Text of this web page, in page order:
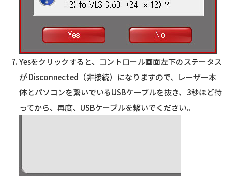
Yesをクリックすると、コントロール画面左下のステータス
が Disconnected（非接続）になりますので、レーザー本
体とパソコンを繋いでいるUSBケーブルを抜き、3秒ほど待
ってから、再度、USBケーブルを繋いでください。